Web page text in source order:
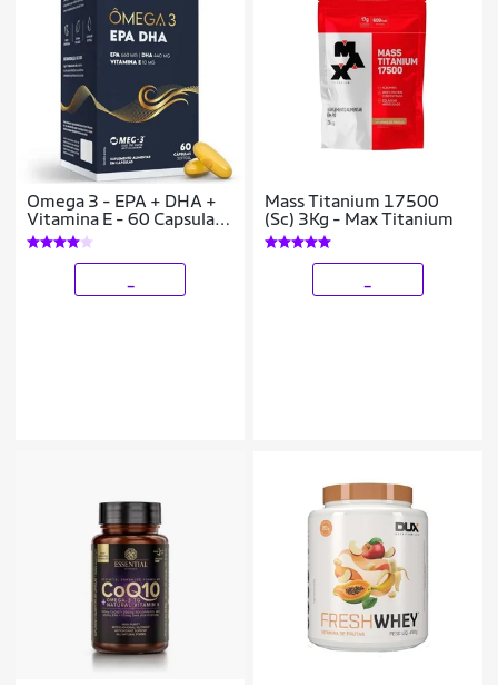
Omega 3 - EPA + DHA +
Vitamina E - 60 Capsulas
- Pura Vida
Mass Titanium 17500
(Sc) 3Kg - Max Titanium